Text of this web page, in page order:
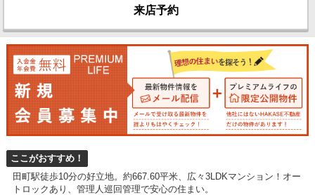
来店予約
ここがおすすめ！
田町駅徒歩10分の好立地。約667.60平米、広々3LDKマンション！オー
トロックあり、管理人巡回管理で安心の住まい。